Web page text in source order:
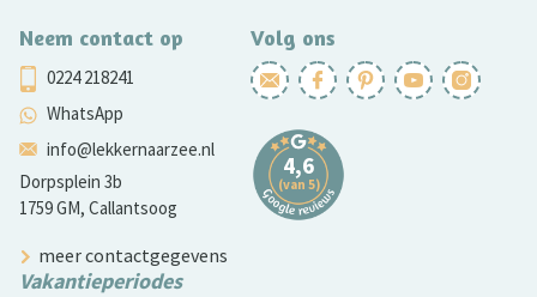
Neem contact op
0224 218241
WhatsApp
info@lekkernaarzee.nl
Dorpsplein 3b
1759 GM, Callantsoog
Volg ons
meer contactgegevens
Vakantieperiodes